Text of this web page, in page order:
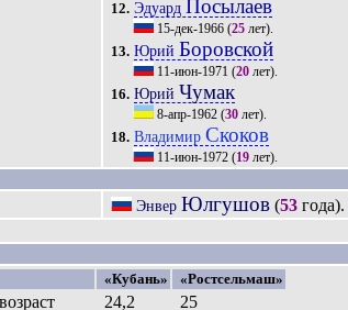
12. Эдуард Посылаев
15-дек-1966 (25 лет).
13. Юрий Боровской
11-июн-1971 (20 лет).
16. Юрий Чумак
8-апр-1962 (30 лет).
18. ВладимирСкоков
11-июн-1972 (19 лет).
Энвер Юлгушов (53
«Кубань»
«Ростсельмаш»
24,2 25